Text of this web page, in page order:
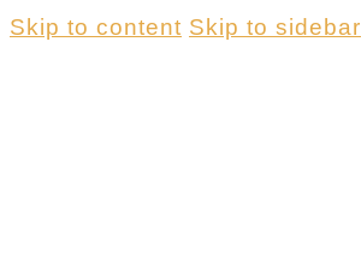
Skip to content Skip to sidebar